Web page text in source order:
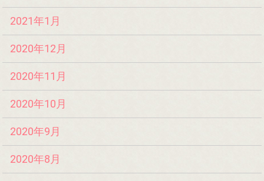
2021年1月
2020年12月
2020年11月
2020年10月
2020年9月
2020年8月